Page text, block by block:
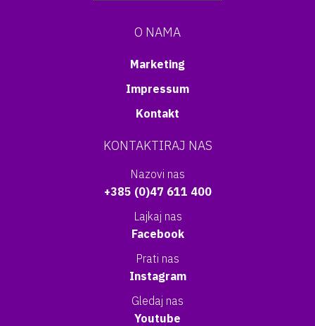
O NAMA
Marketing
Impressum
Kontakt
KONTAKTIRAJ NAS
Nazovi nas
+385 (0)47 611 400
Lajkaj nas
Facebook
Prati nas
Instagram
Gledaj nas
Youtube